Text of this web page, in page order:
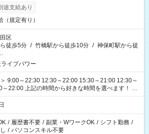
途支給あり
（規定有り）
区
徒歩5分 / 竹橋駅から徒歩10分 / 神保町駅から徒
イブパワー
9:00～22:30 12:30～22:00 15:30～21:00 12:30～
きな時間を選べます！ ※
なる可能性があります
/ 履歴書不要 / 副業・WワークOK / シフト勤務 /
/ パソコンスキル不要